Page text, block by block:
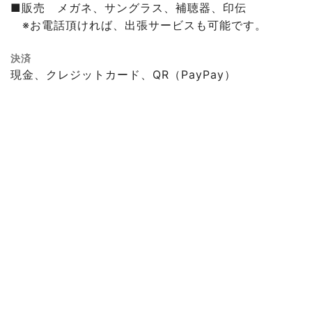
■販売 メガネ、サングラス、補聴器、印伝
※お電話頂ければ、出張サービスも可能です。
決済
現金、クレジットカード、QR（PayPay）